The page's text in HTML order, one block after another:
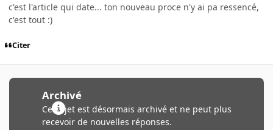
c'est l'article qui date... ton nouveau proce n'y ai pa ressencé,
c'est tout :)
Citer
Archivé
Ce sujet est désormais archivé et ne peut plus
recevoir de nouvelles réponses.